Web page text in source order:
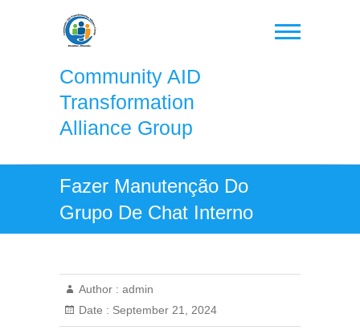
Community AID
Transformation
Alliance Group
Fazer Manutenção Do
Grupo De Chat Interno
Author : admin
Date : September 21, 2024